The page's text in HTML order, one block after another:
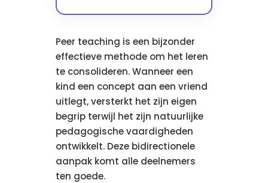
Peer teaching is een bijzonder
effectieve methode om het leren
te consolideren. Wanneer een
kind een concept aan een vriend
uitlegt, versterkt het zijn eigen
begrip terwijl het zijn natuurlijke
pedagogische vaardigheden
ontwikkelt. Deze bidirectionele
aanpak komt alle deelnemers
ten goede.